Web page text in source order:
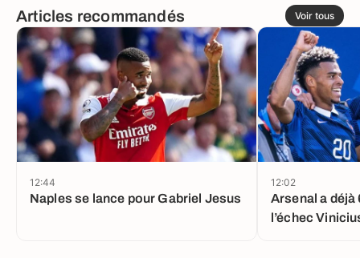
Articles recommandés Voir tous
Naples se lance pour Gabriel Jesus
12:44
Arsenal a déjà
l’échec
12:02